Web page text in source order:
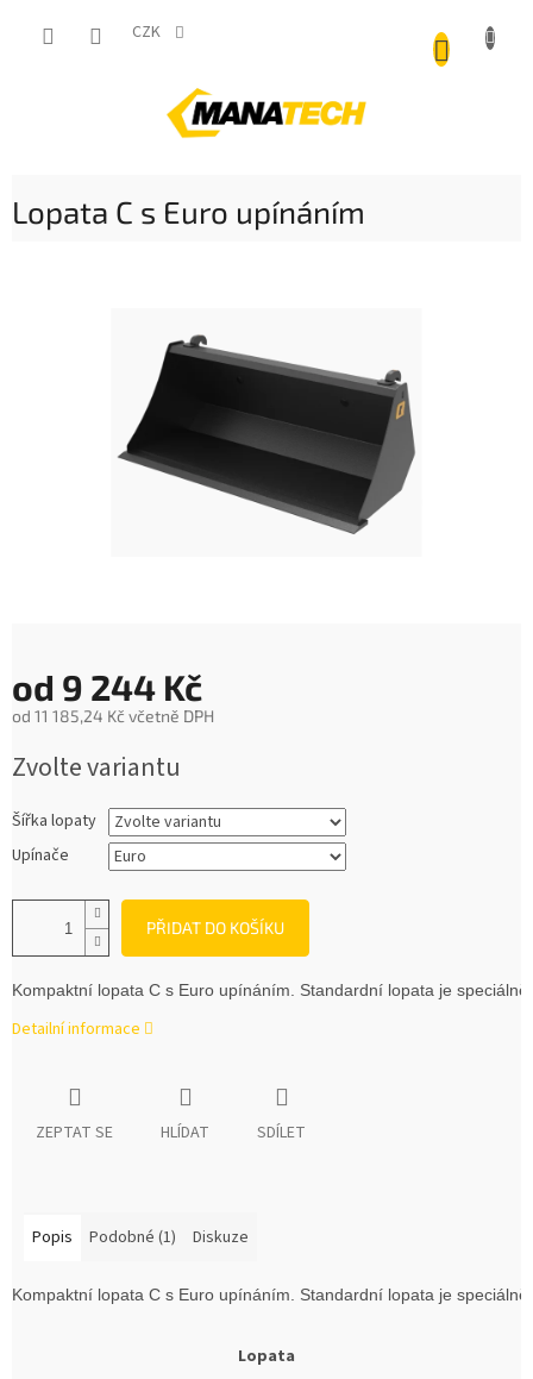
CZK
Lopata C s Euro upínáním
od 9 244 Kč
od 11 185,24 Kč včetně DPH
cena:
Zvolte variantu
Šířka lopaty
Upínače
PŘIDAT DO KOŠÍKU
Kompaktní lopata C s Euro upínáním. Standardní lopata je
Detailní informace
ZEPTAT SE HLÍDAT SDÍLET
Popis Podobné (1) Diskuze
Kompaktní lopata C s Euro upínáním. Standardní lopata je
Lopata